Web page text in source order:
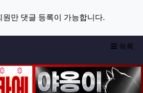
원만 댓글 등록이 가능합니다.
목록